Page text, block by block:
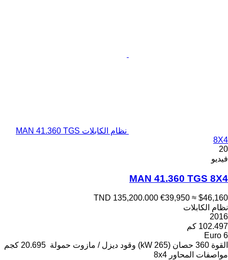
نظام الكابلات MAN 41.360 TGS
8X4
20
فيديو
MAN 41.360 TGS 8X4
TND 135,200.000 €39,950 ≈ $46,160
نظام الكابلات
2016
102.497 كم
Euro 6
القوة 360 حصان (265 kW) وقود ديزل / مازوت حمولة 20.695 كجم
مواصفات المحاور 8x4